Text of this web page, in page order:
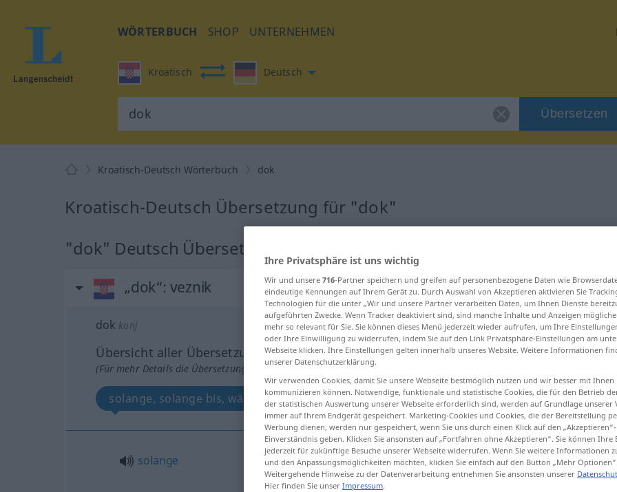
WÖRTERBUCH SHOP UNTERNEHMEN
Kroatisch Deutsch
Übersetzen
Kroatisch-Deutsch Wörterbuch dok
Kroatisch-Deutsch Übersetzung für "dok"
"dok" Deutsch Übersetzung
„dok“: veznik
dok konj
Übersicht aller Übersetzungen
(Für mehr Details die Übersetzung anklicken/antippen)
solange, solange bis, während
solange dok
Ihre Privatsphäre ist uns wichtig
Wir und unsere 716-Partner speichern und greifen auf personenbezogene Daten wie
eindeutige Kennungen auf Ihrem Gerät zu. Durch Auswahl von Akzeptieren aktivieren Sie
Technologien für die unter „Wir und unsere Partner verarbeiten Daten, um Ihnen Dienste
aufgeführten Zwecke. Wenn Tracker deaktiviert sind, sind manche Inhalte und Anzeigen
mehr so relevant für Sie. Sie können dieses Menü jederzeit wieder aufrufen, um Ihre
oder Ihre Einwilligung zu widerrufen, indem Sie auf den Link Privatsphäre-Einstellungen am
Webseite klicken. Ihre Einstellungen gelten innerhalb unseres Website. Weitere Informationen
unserer Datenschutzerklärung.
Wir verwenden Cookies, damit Sie unsere Webseite bestmöglich nutzen und wir besser mit Ihnen
kommunizieren können. Notwendige, funktionale und statistische Cookies, die für den Betrieb
der statistischen Auswertung unserer Webseite erforderlich sind, werden auf Grundlage unserer
immer auf Ihrem Endgerät gespeichert. Marketing-Cookies und Cookies, die der Bereitstellung
Werbung dienen, werden nur gespeichert, wenn Sie uns durch einen Klick auf den
Einverständnis geben. Klicken Sie ansonsten auf „Fortfahren ohne Akzeptieren“. Sie können Ihre
jederzeit für zukünftige Besuche unserer Webseite widerrufen. Wenn Sie weitere Informationen
und den Anpassungsmöglichkeiten möchten, klicken Sie einfach auf den Button „Mehr Optionen“.
Weitergehende Hinweise zu der Datenverarbeitung entnehmen Sie ansonsten unserer
Hier finden Sie unser Impressum.